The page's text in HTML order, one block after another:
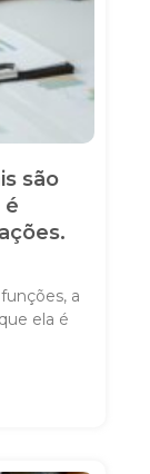
são
é
a
ela é